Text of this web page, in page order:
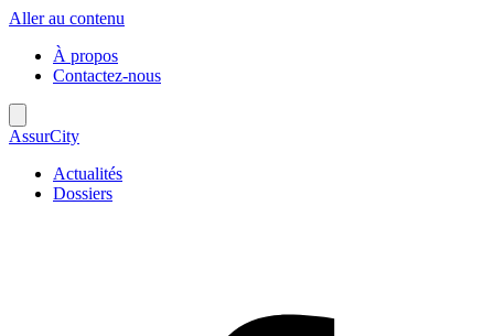
Aller au contenu
À propos
Contactez-nous
AssurCity
Actualités
Dossiers